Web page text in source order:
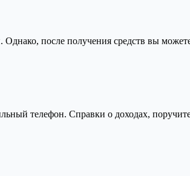
после получения средств вы
телефон. Справки о доходах,